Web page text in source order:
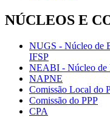
NÚCLEOS E
NUGS - Núcleo de
IFSP
NEABI - Núcleo de
NAPNE
Comissão Local do
Comissão do PPP
CPA